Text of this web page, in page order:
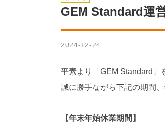
GEM Standard運
2024-12-24
平素より「GEM Standard」
誠に勝手ながら下記の期間
【年末年始休業期間】